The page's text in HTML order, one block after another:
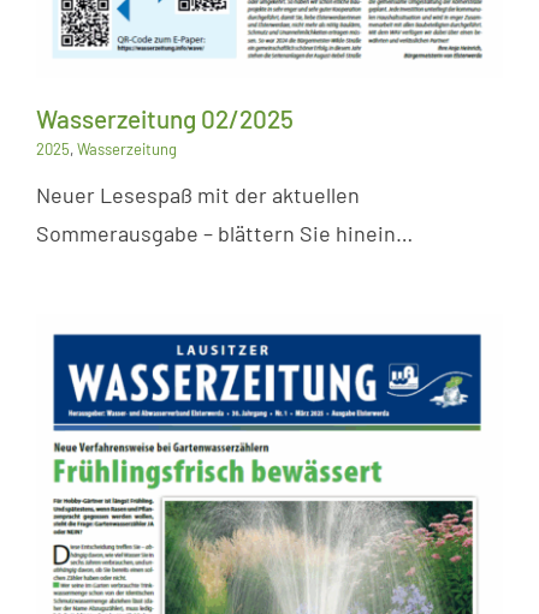
Wasserzeitung 02/2025
2025,Wasserzeitung
Neuer Lesespaß mit der aktuellen
Sommerausgabe – blättern Sie hinein…